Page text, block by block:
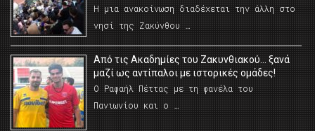
Η μια ανακοίνωση διαδέχεται την άλλη στο
νησί της Ζακύνθου …
Από τις Ακαδημίες του Ζακυνθιακού… ξανά
μαζί ως αντίπαλοι με ιστορικές ομάδες!
Ο Ραφαήλ Πέττας με τη φανέλα του
Πανιωνίου και ο …